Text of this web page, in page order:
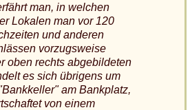
man, in welchen
Lokalen man vor 120
und anderen
vorzugsweise
oben rechts abgebildeten
es sich übrigens um
am Bankplatz,
von einem